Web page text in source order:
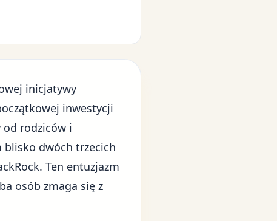
inicjatywy
inwestycji
od rodziców i
blisko dwóch trzecich
Ten entuzjazm
osób zmaga się z